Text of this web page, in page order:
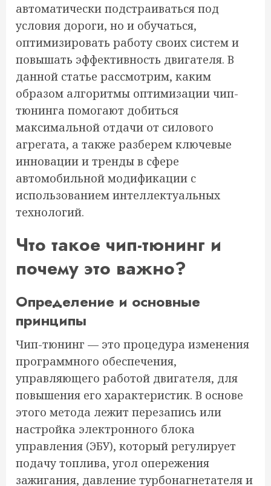
автоматически подстраиваться под
условия дороги, но и обучаться,
оптимизировать работу своих систем и
повышать эффективность двигателя. В
данной статье рассмотрим, каким
образом алгоритмы оптимизации чип-
тюнинга помогают добиться
максимальной отдачи от силового
агрегата, а также разберем ключевые
инновации и тренды в сфере
автомобильной модификации с
использованием интеллектуальных
технологий.
Что такое чип-тюнинг и
почему это важно?
Определение и основные
принципы
Чип-тюнинг — это процедура изменения
программного обеспечения,
управляющего работой двигателя, для
повышения его характеристик. В основе
этого метода лежит перезапись или
настройка электронного блока
управления (ЭБУ), который регулирует
подачу топлива, угол опережения
зажигания, давление турбонагнетателя и